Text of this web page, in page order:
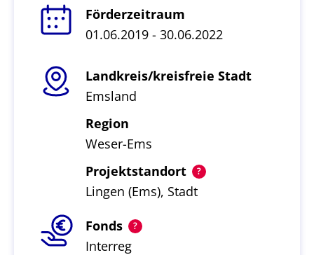
Förderzeitraum
01.06.2019 - 30.06.2022
Landkreis/kreisfreie Stadt
Emsland
Region
Weser-Ems
Projektstandort
Lingen (Ems), Stadt
Fonds
Interreg